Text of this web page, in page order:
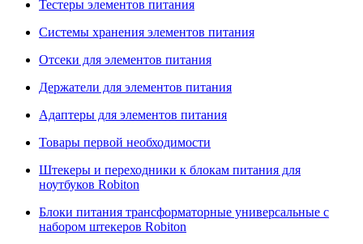
Тестеры элементов питания
Системы хранения элементов питания
Отсеки для элементов питания
Держатели для элементов питания
Адаптеры для элементов питания
Товары первой необходимости
Штекеры и переходники к блокам питания для
ноутбуков Robiton
Блоки питания трансформаторные универсальные с
набором штекеров Robiton